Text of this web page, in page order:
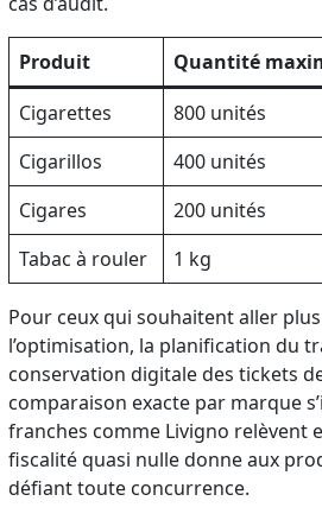
Produit Quantité
Cigarettes
800 unités
Cigarillos
400 unités
Cigares
200 unités
Tabac à rouler
1 kg
Pour ceux qui souhaitent aller
l’optimisation, la planification du
conservation digitale des tickets
comparaison exacte par marque
franches comme Livigno relèvent
fiscalité quasi nulle donne aux
défiant toute concurrence.